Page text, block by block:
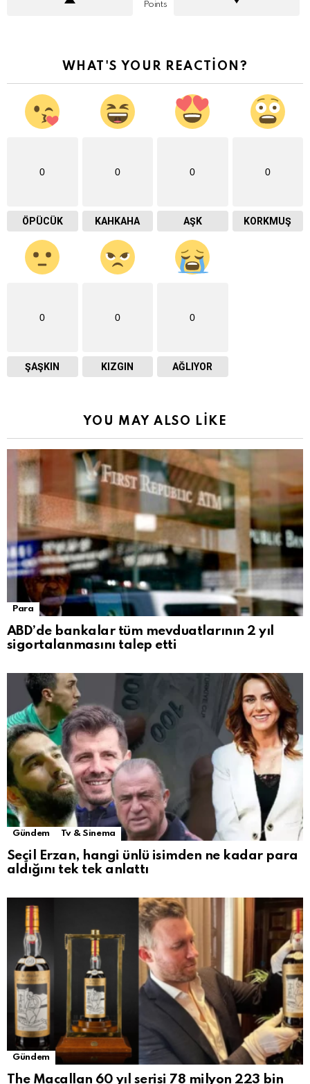
Points
WHAT'S YOUR REACTION?
0
ÖPÜCÜK
0
KAHKAHA
0
AŞK
0
KORKMUŞ
0
ŞAŞKIN
0
KIZGIN
0
AĞLIYOR
YOU MAY ALSO LIKE
Para
ABD’de bankalar tüm mevduatlarının 2 yıl
sigortalanmasını talep etti
Gündem Tv & Sinema
Seçil Erzan, hangi ünlü isimden ne kadar para
aldığını tek tek anlattı
Gündem
The Macallan 60 yıl serisi 78 milyon 223 bin